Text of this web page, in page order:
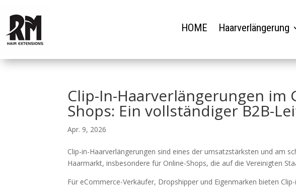
HOME Haarverlängerung
Clip-In-Haarverlängerungen
Shops: Ein vollständiger B2B-
Apr. 9, 2026
Clip-in-Haarverlängerungen sind eines der umsatzstärksten und am
Haarmarkt, insbesondere für Online-Shops, die auf die Vereinigten
Für eCommerce-Verkäufer, Dropshipper und Eigenmarken bieten